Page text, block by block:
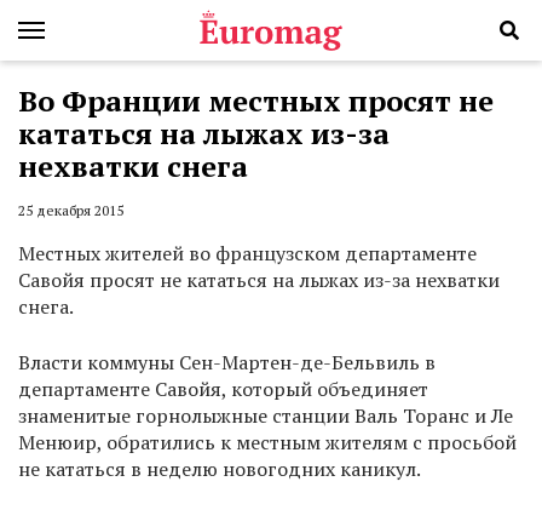
Во Франции местных просят не
кататься на лыжах из-за
нехватки снега
25 декабря 2015
Местных жителей во французском департаменте
Савойя просят не кататься на лыжах из-за нехватки
снега.
Власти коммуны Сен-Maртен-де-Бельвиль в
департаменте Савойя, который объединяет
знаменитые горнолыжные станции Валь Торанс и Ле
Менюир, обратились к местным жителям с просьбой
не кататься в неделю новогодних каникул.